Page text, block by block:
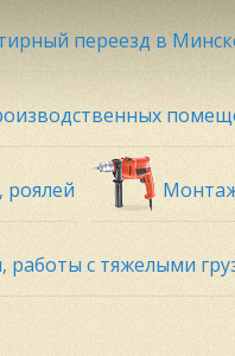
переезд в
роялей
работы с тяжелыми